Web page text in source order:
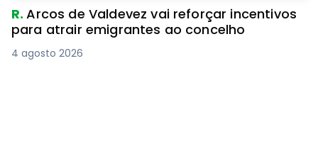
R.Arcos de Valdevez vai reforçar incentivos
para atrair emigrantes ao concelho
4 agosto 2026